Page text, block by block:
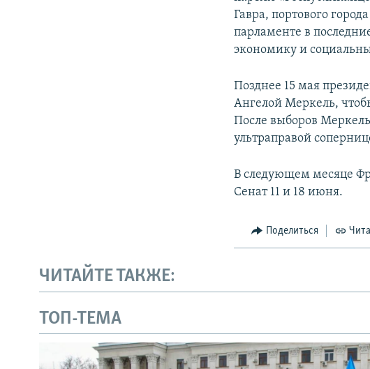
Гавра, портового
парламенте в
экономику и
Позднее 15 мая
Ангелой Меркель,
После выборов
ультраправой
В следующем месяце
Сенат 11 и 18 июня.
Поделиться
ЧИТАЙТЕ ТАКЖЕ:
ТОП-ТЕМА